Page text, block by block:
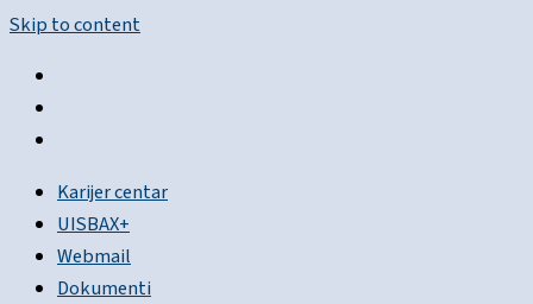
Skip to content
Karijer centar
UISBAX+
Webmail
Dokumenti